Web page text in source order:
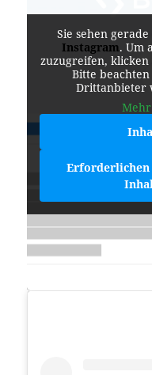
Sie sehen
Instagram. Um
zuzugreifen, klicken
Bitte beachten
Drittanbieter
Erforderlichen